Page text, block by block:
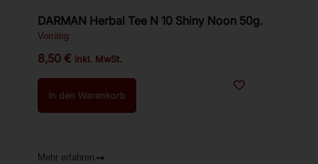
DARMAN Herbal Tee N 10 Shiny Noon 50g.
Vorrätig
8,50€ inkl. MwSt.
In den Warenkorb
Mehr erfahren